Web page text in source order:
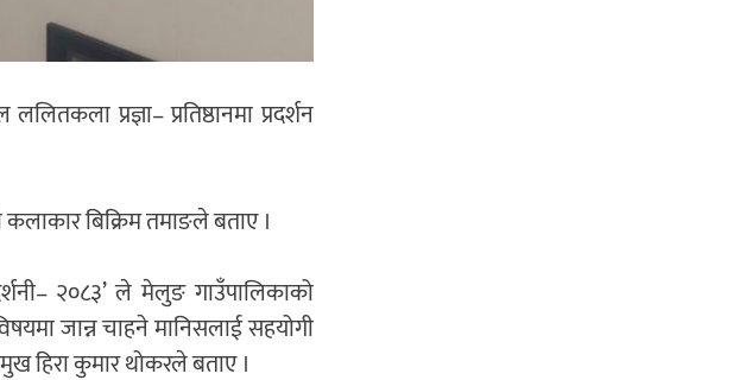
प्रज्ञा– प्रतिष्ठानमा प्रदर्शन
कलाकार बिक्रिम तमाङले बताए ।
२०८३’ ले मेलुङ गाउँपालिकाको
जान्न चाहने मानिसलाई सहयोगी
हिरा कुमार थोकरले बताए ।